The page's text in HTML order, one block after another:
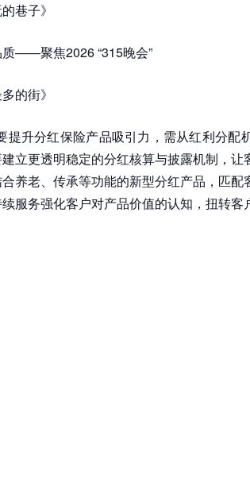
巷子》
——聚焦2026 “315晚会”
的街》
提升分红保险产品吸引力，需从红利分配
立更透明稳定的分红核算与披露机制，
养老、传承等功能的新型分红产品，匹
服务强化客户对产品价值的认知，扭转客